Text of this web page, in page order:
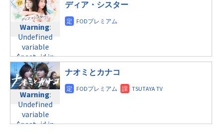
doga.com/wp-
content/themes/soledad-
child/post-
formats/format-
tax.phpon
line 34
©フジテレビ
Warning:
Undefined
variable
$post_id in
/home/c4607168/public_html/osusume-
doga.com/wp-
content/themes/soledad-
child/post-
formats/format-
tax.phpon
line 34
doga.com/wp-
content/themes/soledad-
child/post-
formats/format-
tax.phpon
line31
月曜9:00
Warning:
Undefined
variable
$post_id in
Warning:
Undefined
variable
$post_id in
/home/c4607168/public_html/osusume-
doga.com/wp-
content/themes/soledad-
child/post-
formats/format-
tax.phpon
line31
ディア・シスター
Warning:
Undefined
variable
$post_id in
ナオミとカナコ